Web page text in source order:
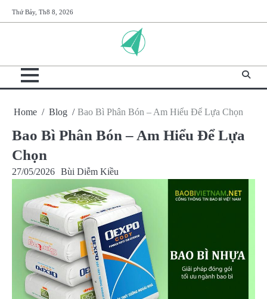
to
Thứ Bảy, Th8 8, 2026
Home Blog Bao Bì Phân Bón – Am Hiểu Để Lựa Chọn
Bao Bì Phân Bón – Am Hiểu Để Lựa
Chọn
27/05/2026 Bùi Diễm Kiều